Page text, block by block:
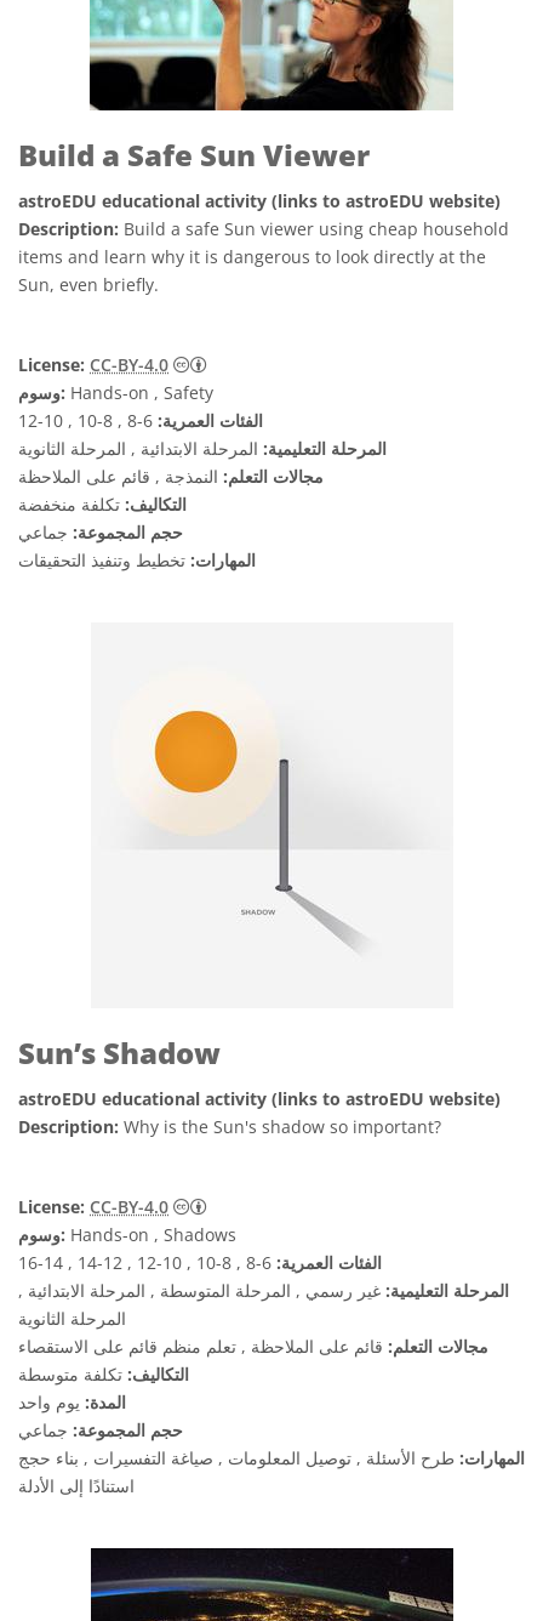
Build a Safe Sun Viewer
astroEDU educational activity (links to astroEDU website)
Description: Build a safe Sun viewer using cheap household
items and learn why it is dangerous to look directly at the
Sun, even briefly.
License: CC-BY-4.0
وسوم: Hands-on , Safety
الفئات العمرية:
المرحلة التعليمية: المرحلة الابتدائية , المرحلة الثانوية
مجالات التعلم: النمذجة , قائم على الملاحظة
التكاليف: تكلفة منخفضة
حجم المجموعة: جماعي
المهارات: تخطيط وتنفيذ التحقيقات
Sun’s Shadow
astroEDU educational activity (links to astroEDU website)
Description: Why is the Sun's shadow so important?
License: CC-BY-4.0
وسوم: Hands-on , Shadows
الفئات العمرية:
المرحلة التعليمية: غير رسمي , المرحلة المتوسطة , المرحلة الابتدائية ,
المرحلة الثانوية
مجالات التعلم: قائم على الملاحظة , تعلم منظم قائم على الاستقصاء
التكاليف: تكلفة متوسطة
المدة: يوم واحد
حجم المجموعة: جماعي
المهارات: طرح الأسئلة , توصيل المعلومات , صياغة التفسيرات , بناء حجج
استنادًا إلى الأدلة